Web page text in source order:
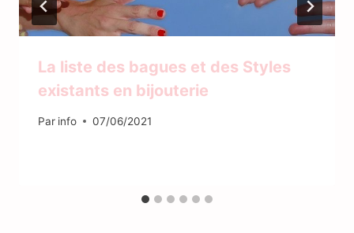
La liste des bagues et des Styles
existants en bijouterie
Par info 07/06/2021